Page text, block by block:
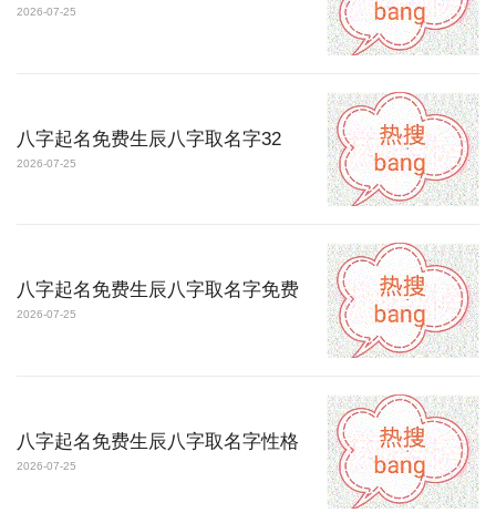
2026-07-25
八字起名免费生辰八字取名字32
2026-07-25
八字起名免费生辰八字取名字免费
2026-07-25
八字起名免费生辰八字取名字性格
2026-07-25